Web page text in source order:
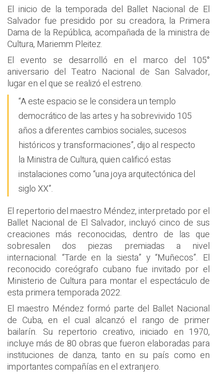
El inicio de la temporada del Ballet Nacional de El
Salvador fue presidido por su creadora, la Primera
Dama de la República, acompañada de la ministra de
Cultura, Mariemm Pleitez.
El evento se desarrolló en el marco del 105°
aniversario del Teatro Nacional de San Salvador,
lugar en el que se realizó el estreno.
“A este espacio se le considera un templo
democrático de las artes y ha sobrevivido 105
años a diferentes cambios sociales, sucesos
históricos y transformaciones”, dijo al respecto
la Ministra de Cultura, quien calificó estas
instalaciones como “una joya arquitectónica del
siglo XX”.
El repertorio del maestro Méndez, interpretado por el
Ballet Nacional de El Salvador, incluyó cinco de sus
creaciones más reconocidas, dentro de las que
sobresalen dos piezas premiadas a nivel
internacional: “Tarde en la siesta” y “Muñecos”. El
reconocido coreógrafo cubano fue invitado por el
Ministerio de Cultura para montar el espectáculo de
esta primera temporada 2022.
El maestro Méndez formó parte del Ballet Nacional
de Cuba, en el cual alcanzó el rango de primer
bailarín. Su repertorio creativo, iniciado en 1970,
incluye más de 80 obras que fueron elaboradas para
instituciones de danza, tanto en su país como en
importantes compañías en el extranjero.